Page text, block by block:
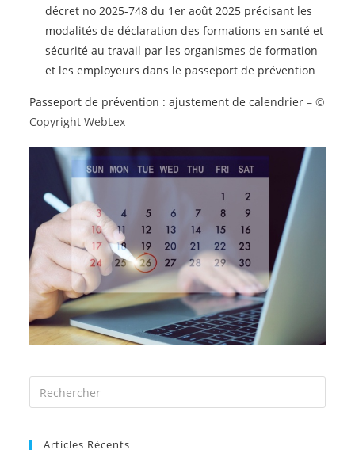
décret no 2025-748 du 1er août 2025 précisant les
modalités de déclaration des formations en santé et
sécurité au travail par les organismes de formation
et les employeurs dans le passeport de prévention
Passeport de prévention : ajustement de calendrier– ©
Copyright WebLex
Articles Récents